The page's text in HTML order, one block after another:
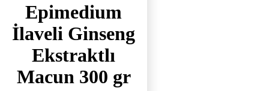
Epimedium
İlaveli Ginseng
Ekstraktlı
Macun 300 gr